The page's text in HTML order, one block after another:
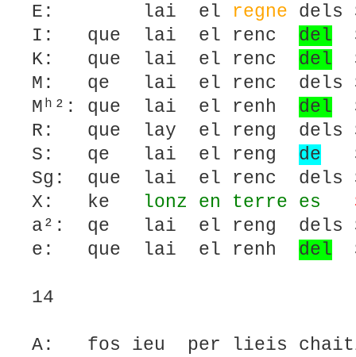
E: lai el regne dels
I: que lai el renc del
K: que lai el renc del
M: qe lai el renc dels
Mʰ²: que lai el renh del
R: que lay el reng dels
S: qe lai el reng de
Sg: que lai el renc dels
X: ke
lonz en terre es
a²: qe lai el reng dels
e: que lai el renh del
14
A: fos ieu per lieis